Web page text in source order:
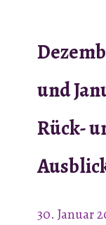
und
Rück-
30. Januar